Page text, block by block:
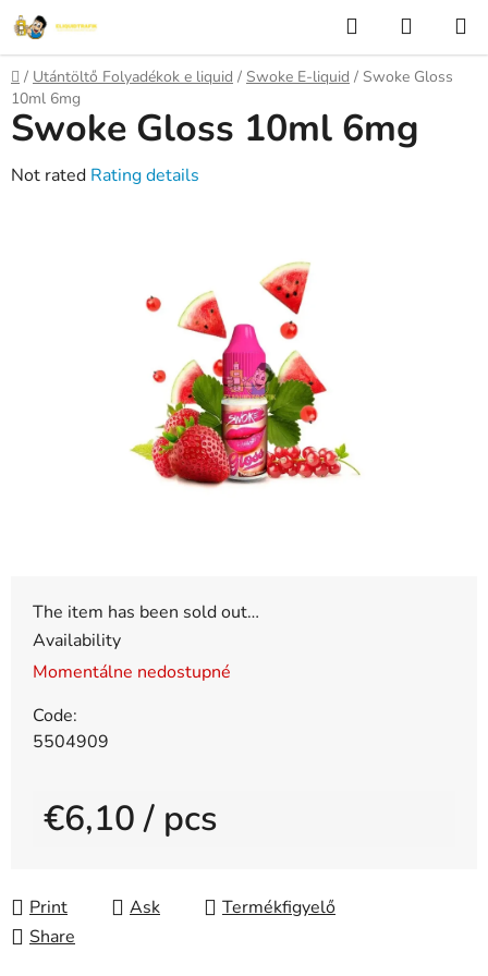
Skip
to
content
Search
CART
Home
/ Utántöltő Folyadékok e liquid / Swoke E-liquid / Swoke Gloss
10ml 6mg
The item has been sold out…
Availability
Momentálne nedostupné
Code:
5504909
€6,10/ pcs
Print
Ask
Share
Swoke Gloss 10ml 6mg
The
Not rated Rating details